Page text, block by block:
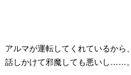
アルマが運転してくれているから、
話しかけて邪魔しても悪いし……。